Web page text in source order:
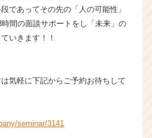
であってその先の「人の可能性」
間の面談サポートをし「未来」の
いきます！！
気軽に下記からご予約お待ちして
seminar/3141